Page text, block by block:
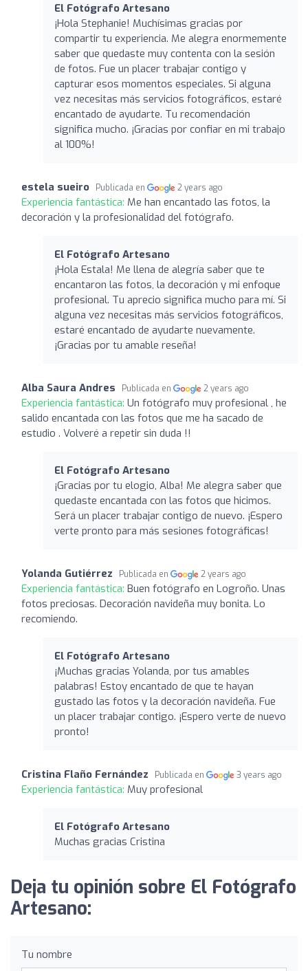
El Fotógrafo Artesano
¡Hola Stephanie! Muchísimas gracias por
compartir tu experiencia. Me alegra enormemente
saber que quedaste muy contenta con la sesión
de fotos. Fue un placer trabajar contigo y
capturar esos momentos especiales. Si alguna
vez necesitas más servicios fotográficos, estaré
encantado de ayudarte. Tu recomendación
significa mucho. ¡Gracias por confiar en mi trabajo
al 100%!
estela sueiro Publicada en 2 years ago
Experiencia fantástica: Me han encantado las fotos, la
decoración y la profesionalidad del fotógrafo.
El Fotógrafo Artesano
¡Hola Estala! Me llena de alegría saber que te
encantaron las fotos, la decoración y mi enfoque
profesional. Tu aprecio significa mucho para mí. Si
alguna vez necesitas más servicios fotográficos,
estaré encantado de ayudarte nuevamente.
¡Gracias por tu amable reseña!
Alba Saura Andres Publicada en 2 years ago
Experiencia fantástica: Un fotógrafo muy profesional , he
salido encantada con las fotos que me ha sacado de
estudio . Volveré a repetir sin duda !!
El Fotógrafo Artesano
¡Gracias por tu elogio, Alba! Me alegra saber que
quedaste encantada con las fotos que hicimos.
Será un placer trabajar contigo de nuevo. ¡Espero
verte pronto para más sesiones fotográficas!
Yolanda Gutiérrez Publicada en 2 years ago
Experiencia fantástica: Buen fotógrafo en Logroño. Unas
fotos preciosas. Decoración navideña muy bonita. Lo
recomiendo.
El Fotógrafo Artesano
¡Muchas gracias Yolanda, por tus amables
palabras! Estoy encantado de que te hayan
gustado las fotos y la decoración navideña. Fue
un placer trabajar contigo. ¡Espero verte de nuevo
pronto!
Cristina Flaño Fernández Publicada en 3 years ago
Experiencia fantástica: Muy profesional
El Fotógrafo Artesano
Muchas gracias Cristina
Deja tu opinión sobre El Fotógrafo
Artesano:
Tu nombre